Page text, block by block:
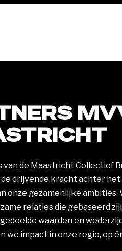
van de Maastricht Collectief
de drijvende kracht achter het
onze gezamenlijke ambities.
relaties die gebaseerd
waarden en
we impact in onze regio, op